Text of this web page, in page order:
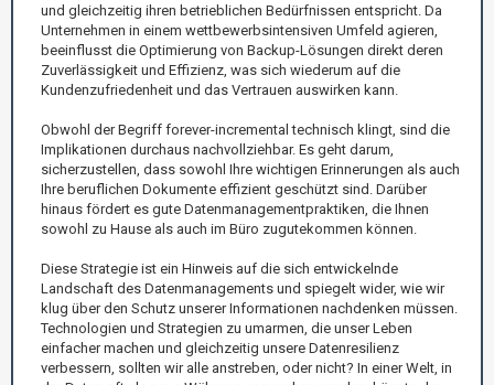
und gleichzeitig ihren betrieblichen Bedürfnissen entspricht. Da
Unternehmen in einem wettbewerbsintensiven Umfeld agieren,
beeinflusst die Optimierung von Backup-Lösungen direkt deren
Zuverlässigkeit und Effizienz, was sich wiederum auf die
Kundenzufriedenheit und das Vertrauen auswirken kann.
Obwohl der Begriff forever-incremental technisch klingt, sind die
Implikationen durchaus nachvollziehbar. Es geht darum,
sicherzustellen, dass sowohl Ihre wichtigen Erinnerungen als auch
Ihre beruflichen Dokumente effizient geschützt sind. Darüber
hinaus fördert es gute Datenmanagementpraktiken, die Ihnen
sowohl zu Hause als auch im Büro zugutekommen können.
Diese Strategie ist ein Hinweis auf die sich entwickelnde
Landschaft des Datenmanagements und spiegelt wider, wie wir
klug über den Schutz unserer Informationen nachdenken müssen.
Technologien und Strategien zu umarmen, die unser Leben
einfacher machen und gleichzeitig unsere Datenresilienz
verbessern, sollten wir alle anstreben, oder nicht? In einer Welt, in